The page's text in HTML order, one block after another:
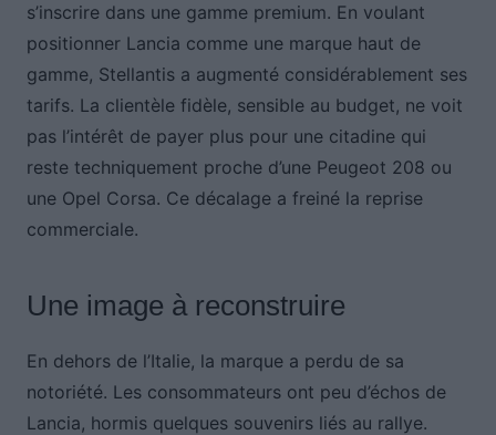
s’inscrire dans une gamme premium. En voulant
positionner Lancia comme une marque haut de
gamme, Stellantis a augmenté considérablement ses
tarifs. La clientèle fidèle, sensible au budget, ne voit
pas l’intérêt de payer plus pour une citadine qui
reste techniquement proche d’une Peugeot 208 ou
une Opel Corsa. Ce décalage a freiné la reprise
commerciale.
Une image à reconstruire
En dehors de l’Italie, la marque a perdu de sa
notoriété. Les consommateurs ont peu d’échos de
Lancia, hormis quelques souvenirs liés au rallye.